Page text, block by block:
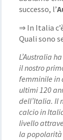
successo, l’
⇒ In Italia
Quali sono
L’Australia
il nostro
femminile in
ultimi 120
dell’Italia. Il
calcio in
livello
la popolarità